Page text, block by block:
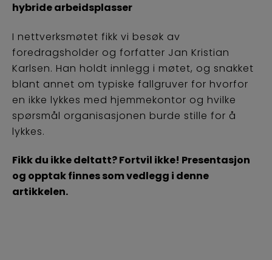
hybride arbeidsplasser
I nettverksmøtet fikk vi besøk av
foredragsholder og forfatter Jan Kristian
Karlsen. Han holdt innlegg i møtet, og snakket
blant annet om typiske fallgruver for hvorfor
en ikke lykkes med hjemmekontor og hvilke
spørsmål organisasjonen burde stille for å
lykkes.
Fikk du ikke deltatt? Fortvil ikke! Presentasjon
og opptak finnes som vedlegg i denne
artikkelen.